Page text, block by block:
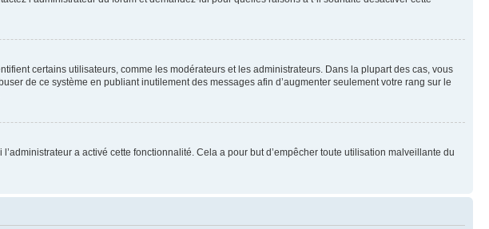
certains utilisateurs, comme les modérateurs et les administrateurs. Dans la plupart des cas, vous
de ce système en publiant inutilement des messages afin d’augmenter seulement votre rang sur le
a activé cette fonctionnalité. Cela a pour but d’empêcher toute utilisation malveillante du